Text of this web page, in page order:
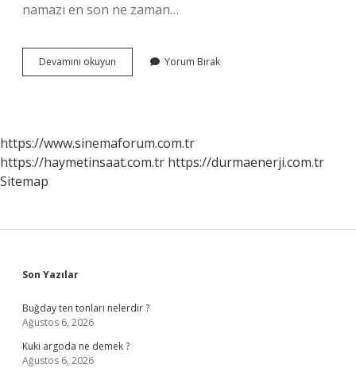
namazı en son ne zaman…
Devamını okuyun
Namazı
Kadar
Kılınabilir
Yorum Bırak
https://www.sinemaforum.com.tr
https://haymetinsaat.com.tr https://durmaenerji.com.tr
Sitemap
Sidebar
Son Yazılar
Buğday ten tonları nelerdir ?
Ağustos 6, 2026
Kuki argoda ne demek ?
Ağustos 6, 2026